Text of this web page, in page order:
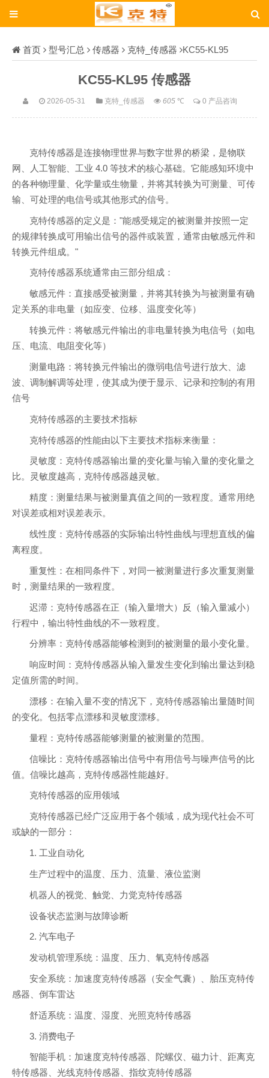
首页 型号汇总 传感器 克特_传感器 KC55-KL95
KC55-KL95 传感器
2026-05-31 克特_传感器 605 ℃ 0 产品咨询
克特传感器是连接物理世界与数字世界的桥梁，是物联
网、人工智能、工业 4.0 等技术的核心基础。它能感知环境中
的各种物理量、化学量或生物量，并将其转换为可测量、可传
输、可处理的电信号或其他形式的信号。
克特传感器的定义是："能感受规定的被测量并按照一定
的规律转换成可用输出信号的器件或装置，通常由敏感元件和
转换元件组成。"
克特传感器系统通常由三部分组成：
敏感元件：直接感受被测量，并将其转换为与被测量有确
定关系的非电量（如应变、位移、温度变化等）
转换元件：将敏感元件输出的非电量转换为电信号（如电
压、电流、电阻变化等）
测量电路：将转换元件输出的微弱电信号进行放大、滤
波、调制解调等处理，使其成为便于显示、记录和控制的有用
信号
克特传感器的主要技术指标
克特传感器的性能由以下主要技术指标来衡量：
灵敏度：克特传感器输出量的变化量与输入量的变化量之
比。灵敏度越高，克特传感器越灵敏。
精度：测量结果与被测量真值之间的一致程度。通常用绝
对误差或相对误差表示。
线性度：克特传感器的实际输出特性曲线与理想直线的偏
离程度。
重复性：在相同条件下，对同一被测量进行多次重复测量
时，测量结果的一致程度。
迟滞：克特传感器在正（输入量增大）反（输入量减小）
行程中，输出特性曲线的不一致程度。
分辨率：克特传感器能够检测到的被测量的最小变化量。
响应时间：克特传感器从输入量发生变化到输出量达到稳
定值所需的时间。
漂移：在输入量不变的情况下，克特传感器输出量随时间
的变化。包括零点漂移和灵敏度漂移。
量程：克特传感器能够测量的被测量的范围。
信噪比：克特传感器输出信号中有用信号与噪声信号的比
值。信噪比越高，克特传感器性能越好。
克特传感器的应用领域
克特传感器已经广泛应用于各个领域，成为现代社会不可
或缺的一部分：
1. 工业自动化
生产过程中的温度、压力、流量、液位监测
机器人的视觉、触觉、力觉克特传感器
设备状态监测与故障诊断
2. 汽车电子
发动机管理系统：温度、压力、氧克特传感器
安全系统：加速度克特传感器（安全气囊）、胎压克特传
感器、倒车雷达
舒适系统：温度、湿度、光照克特传感器
3. 消费电子
智能手机：加速度克特传感器、陀螺仪、磁力计、距离克
特传感器、光线克特传感器、指纹克特传感器